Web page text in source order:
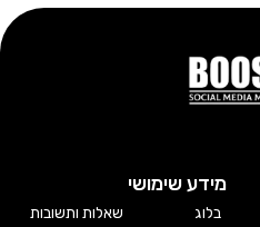
מידע שימושי
בלוג שאלות ותשובות